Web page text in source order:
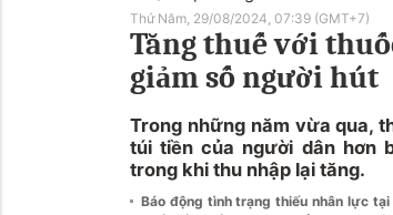
Thứ Năm, 29/08/2024, 07:39 (GMT+7)
Tăng thuế với
giảm số người hút
Trong những năm vừa qua,
túi tiền của người dân hơn
trong khi thu nhập lại tăng.
Báo động tình trạng thiếu nhân lực